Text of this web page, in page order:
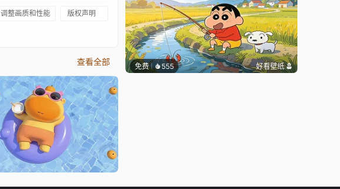
调整画质和性能 版权声明
查看全部 免费 555 好看壁纸